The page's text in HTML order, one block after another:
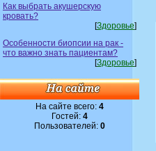
Как выбрать акушерскую
кровать?
[Здоровье]
Особенности биопсии на рак -
что важно знать пациентам?
[Здоровье]
На сайте всего: 4
Гостей: 4
Пользователей: 0